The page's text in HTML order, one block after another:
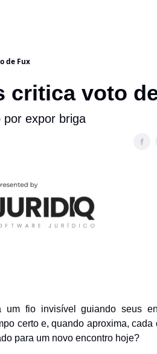
de Fux
critica voto
por expor briga
fio invisível guiando seus
certo e, quando aproxima, cada
para um novo encontro hoje?